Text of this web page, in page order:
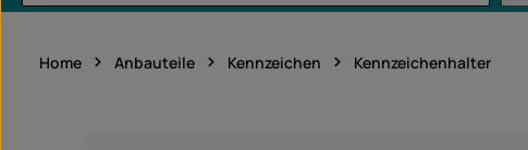
Home Anbauteile Kennzeichen Kennzeichenhalter